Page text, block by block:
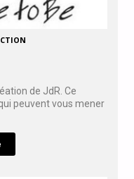
de JdR. Ce
peuvent vous mener